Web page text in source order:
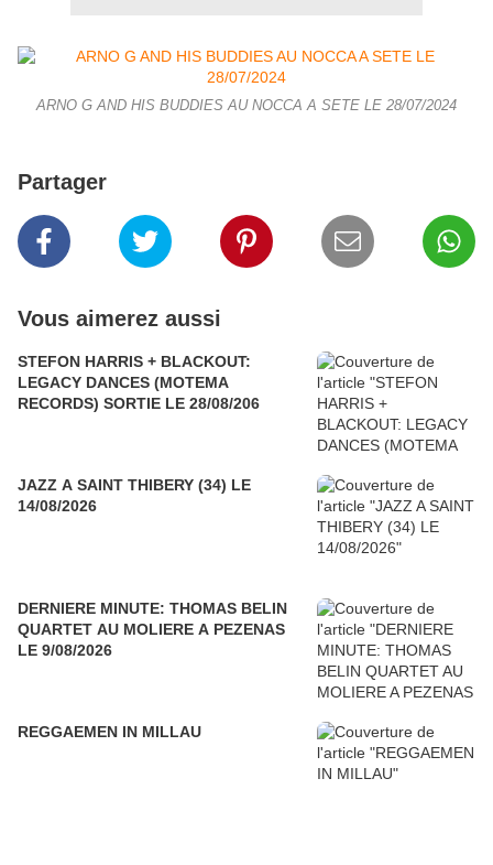
ARNO G AND HIS BUDDIES AU NOCCA A SETE LE 28/07/2024
Partager
Vous aimerez aussi
STEFON HARRIS + BLACKOUT:
LEGACY DANCES (MOTEMA
RECORDS) SORTIE LE 28/08/206
JAZZ A SAINT THIBERY (34) LE
14/08/2026
DERNIERE MINUTE: THOMAS BELIN
QUARTET AU MOLIERE A PEZENAS
LE 9/08/2026
REGGAEMEN IN MILLAU